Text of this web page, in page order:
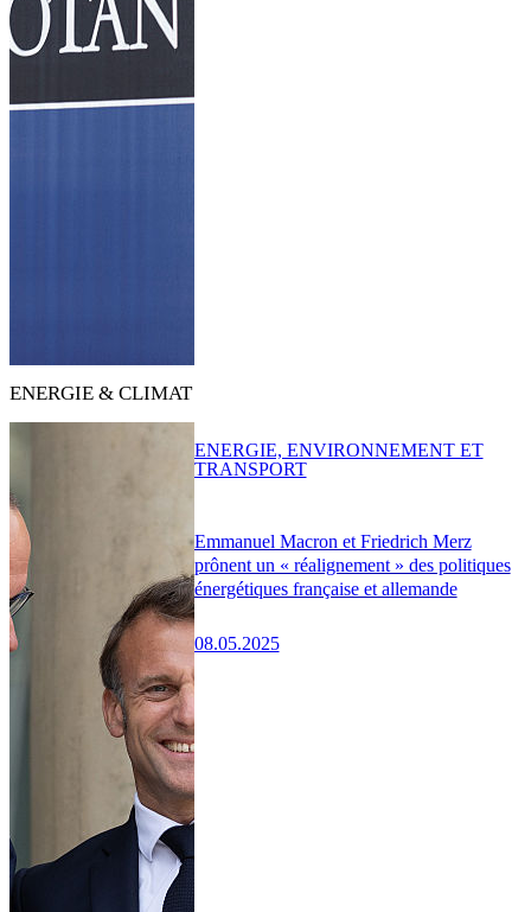
ENERGIE & CLIMAT
Emmanuel Macron et Friedrich Merz
prônent un « réalignement » des politiques
énergétiques française et allemande
08.05.2025
ENERGIE, ENVIRONNEMENT ET
TRANSPORT